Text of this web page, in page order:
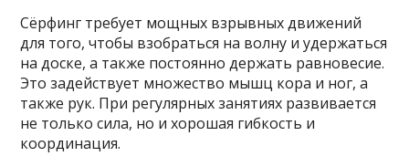
Сёрфинг требует мощных взрывных движений
для того, чтобы взобраться на волну и удержаться
на доске, а также постоянно держать равновесие.
Это задействует множество мышц кора и ног, а
также рук. При регулярных занятиях развивается
не только сила, но и хорошая гибкость и
координация.